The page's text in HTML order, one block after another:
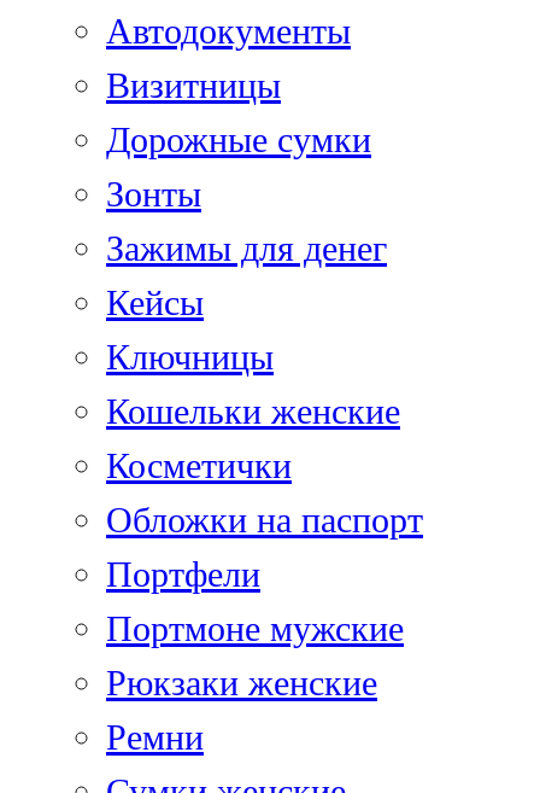
Автодокументы
Визитницы
Дорожные сумки
Зонты
Зажимы для денег
Кейсы
Ключницы
Кошельки женские
Косметички
Обложки на паспорт
Портфели
Портмоне мужские
Рюкзаки женские
Ремни